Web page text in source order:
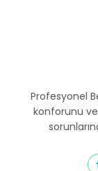
Profesyonel
konforunu ve